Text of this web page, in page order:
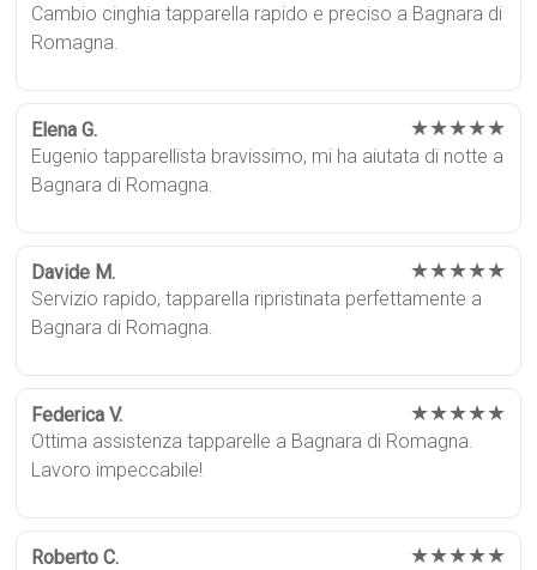
Cambio cinghia tapparella rapido e preciso a Bagnara di
Romagna.
Elena G. ★★★★★
Eugenio tapparellista bravissimo, mi ha aiutata di notte a
Bagnara di Romagna.
Davide M. ★★★★★
Servizio rapido, tapparella ripristinata perfettamente a
Bagnara di Romagna.
Federica V. ★★★★★
Ottima assistenza tapparelle a Bagnara di Romagna.
Lavoro impeccabile!
Roberto C. ★★★★★